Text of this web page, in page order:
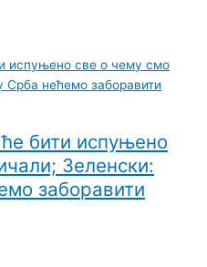
бити испуњено
Зеленски:
заборавити